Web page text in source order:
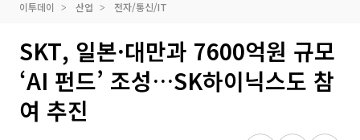
이투데이 산업 전자/통신/IT
SKT, 일본·대만과 7600억원 규모
‘AI 펀드’ 조성…SK하이닉스도 참
여 추진